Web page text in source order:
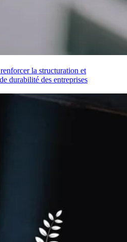
la structuration et
durabilité des entreprises